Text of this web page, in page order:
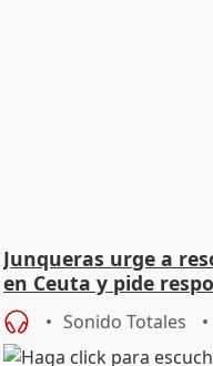
Junqueras urge a
en Ceuta y pide
Sonido Totales